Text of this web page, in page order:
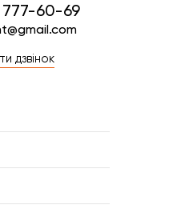
777-60-69
дзвінок